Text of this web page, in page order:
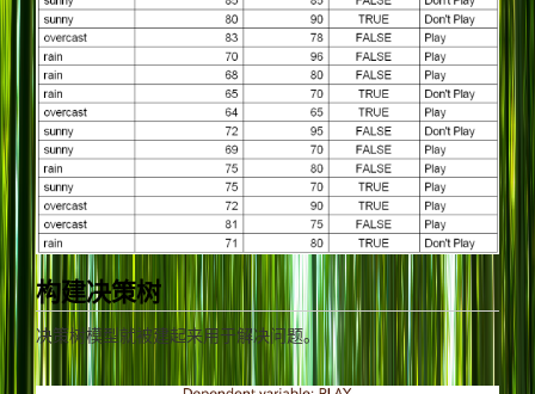
构建决策树
决策树模型就被建起来用于解决问题。